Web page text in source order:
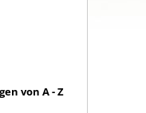
von A - Z